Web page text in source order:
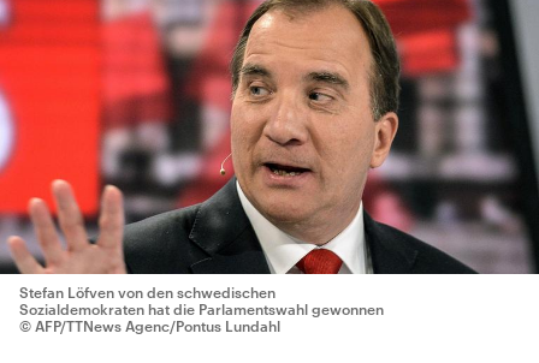
Stefan Löfven von den schwedischen
Sozialdemokraten hat die Parlamentswahl gewonnen
© AFP/TTNews Agenc/Pontus Lundahl